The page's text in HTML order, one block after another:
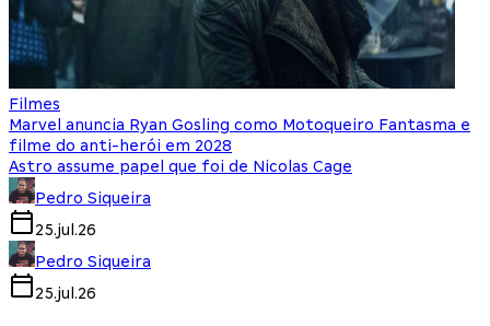
Filmes
Marvel anuncia Ryan Gosling como Motoqueiro Fantasma e
filme do anti-herói em 2028
Astro assume papel que foi de Nicolas Cage
Pedro Siqueira
25.jul.26
Pedro Siqueira
25.jul.26